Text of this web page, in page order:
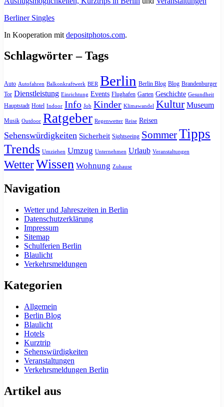
Berliner Singles
In Kooperation mit depositphotos.com.
Schlagwörter – Tags
Auto Autofahren Balkonkraftwerk BER Berlin Berlin Blog Blog Brandenburger
Tor Dienstleistung Einrichtung Events Flughafen Garten Geschichte Gesundheit
Hauptstadt Hotel Indoor Info Job Kinder Klimawandel Kultur Museum
Musik Outdoor Ratgeber Regenwetter Reise Reisen
Sehenswürdigkeiten Sicherheit Sightseeing SommerTipps
Trends Umziehen Umzug Unternehmen Urlaub Veranstaltungen
WetterWissen Wohnung Zuhause
Navigation
Wetter und Jahreszeiten in Berlin
Datenschutzerklärung
Impressum
Sitemap
Schulferien Berlin
Blaulicht
Verkehrsmeldungen
Kategorien
Allgemein
Berlin Blog
Blaulicht
Hotels
Kurztrip
Sehenswürdigkeiten
Veranstaltungen
Verkehrsmeldungen Berlin
Artikel aus